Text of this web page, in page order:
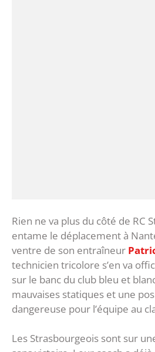
Rien ne va plus du côté de RC
entame le déplacement à
ventre de son entraîneur
technicien tricolore s’en va
sur le banc du club bleu et
mauvaises statiques et une
dangereuse pour l’équipe au
Les Strasbourgeois sont sur